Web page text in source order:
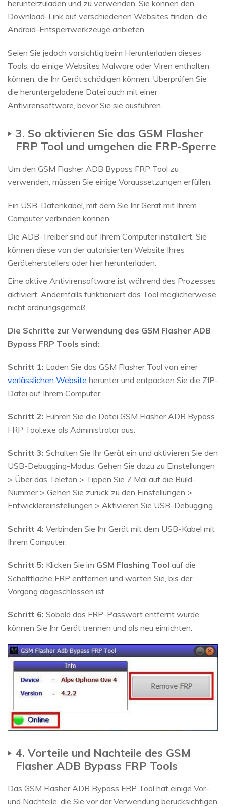
herunterzuladen und zu verwenden. Sie können den
Download-Link auf verschiedenen Websites finden, die
Android-Entsperrwerkzeuge anbieten.
Seien Sie jedoch vorsichtig beim Herunterladen dieses
Tools, da einige Websites Malware oder Viren enthalten
können, die Ihr Gerät schädigen können. Überprüfen Sie
die heruntergeladene Datei auch mit einer
Antivirensoftware, bevor Sie sie ausführen.
3. So aktivieren Sie das GSM Flasher
FRP Tool und umgehen die FRP-Sperre
Um den GSM Flasher ADB Bypass FRP Tool zu
verwenden, müssen Sie einige Voraussetzungen erfüllen:
Ein USB-Datenkabel, mit dem Sie Ihr Gerät mit Ihrem
Computer verbinden können.
Die ADB-Treiber sind auf Ihrem Computer installiert. Sie
können diese von der autorisierten Website Ihres
Geräteherstellers oder hier herunterladen.
Eine aktive Antivirensoftware ist während des Prozesses
aktiviert. Andernfalls funktioniert das Tool möglicherweise
nicht ordnungsgemäß.
Die Schritte zur Verwendung des GSM Flasher ADB
Bypass FRP Tools sind:
Schritt 1: Laden Sie das GSM Flasher Tool von einer
verlässlichen Website herunter und entpacken Sie die ZIP-
Datei auf Ihrem Computer.
Schritt 2: Führen Sie die Datei GSM Flasher ADB Bypass
FRP Tool.exe als Administrator aus.
Schritt 3: Schalten Sie Ihr Gerät ein und aktivieren Sie den
USB-Debugging-Modus. Gehen Sie dazu zu Einstellungen
> Über das Telefon > Tippen Sie 7 Mal auf die Build-
Nummer > Gehen Sie zurück zu den Einstellungen >
Entwicklereinstellungen > Aktivieren Sie USB-Debugging.
Schritt 4: Verbinden Sie Ihr Gerät mit dem USB-Kabel mit
Ihrem Computer.
Schritt 5: Klicken Sie im GSM Flashing Tool auf die
Schaltfläche FRP entfernen und warten Sie, bis der
Vorgang abgeschlossen ist.
Schritt 6: Sobald das FRP-Passwort entfernt wurde,
können Sie Ihr Gerät trennen und als neu einrichten.
4. Vorteile und Nachteile des GSM
Flasher ADB Bypass FRP Tools
Das GSM Flasher ADB Bypass FRP Tool hat einige Vor-
und Nachteile, die Sie vor der Verwendung berücksichtigen